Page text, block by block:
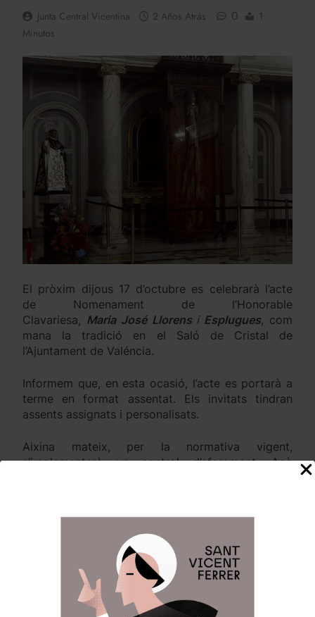
Junta Central Vicentina 2 Años Atrás 0
1
Minutos
El pròxim dijous 17 d’octubre es celebrarà l’acte
de Nomenament de l’Honorable
Clavariesa, Maria José Llorensi Esplugues, com
mana la tradició en el Saló de Cristal de
l’Ajuntament de Valéncia.
Informem que, en esta ocasió, l’acte es portarà a
terme en format assentat. Els invitats tindran
assents assignats i personalisats.
Aixina mateix, per la normativa vigent,
s’implementarà un control d’aforament. Açò
la normativa d’aforament establida per
L’assistència està restringida exclusivament als
qui han rebut l’invitació.